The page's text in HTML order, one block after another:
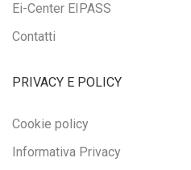
Ei-Center EIPASS
Contatti
PRIVACY E POLICY
Cookie policy
Informativa Privacy